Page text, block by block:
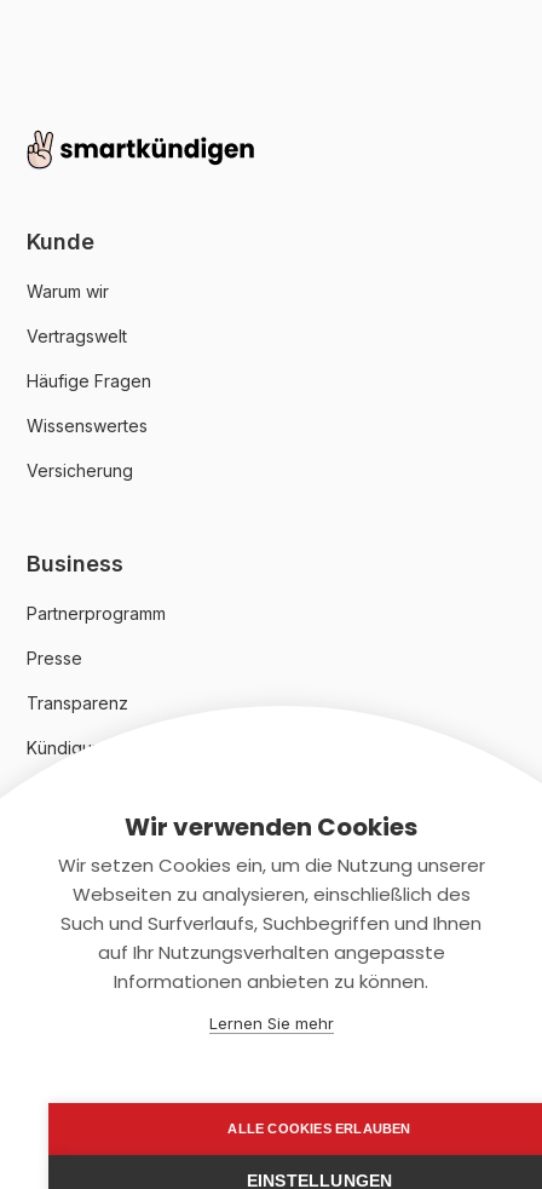
Kunde
Warum wir
Vertragswelt
Häufige Fragen
Wissenswertes
Versicherung
Business
Partnerprogramm
Presse
Transparenz
Kündigungsindex 2024
Rechtliches
Datenschutz
support@smartkuendigen.de
Wir verwenden Cookies
Wir setzen Cookies ein, um die Nutzung unserer
Webseiten zu analysieren, einschließlich des
Such und Surfverlaufs, Suchbegriffen und Ihnen
auf Ihr Nutzungsverhalten angepasste
Informationen anbieten zu können.
Lernen Sie mehr
ALLE COOKIES ERLAUBEN
EINSTELLUNGEN